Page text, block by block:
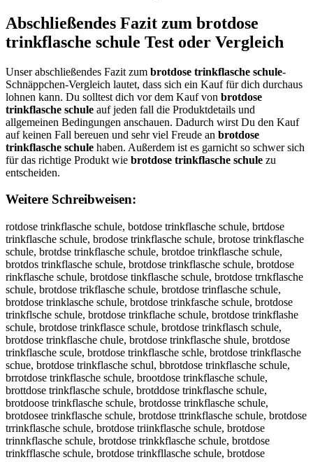
Abschließendes Fazit zum brotdose
trinkflasche schule Test oder Vergleich
Unser abschließendes Fazit zum brotdose trinkflasche schule-
Schnäppchen-Vergleich lautet, dass sich ein Kauf für dich durchaus
lohnen kann. Du solltest dich vor dem Kauf von brotdose
trinkflasche schule auf jeden fall die Produktdetails und
allgemeinen Bedingungen anschauen. Dadurch wirst Du den Kauf
auf keinen Fall bereuen und sehr viel Freude an brotdose
trinkflasche schule haben. Außerdem ist es garnicht so schwer sich
für das richtige Produkt wie brotdose trinkflasche schule zu
entscheiden.
Weitere Schreibweisen:
rotdose trinkflasche schule, botdose trinkflasche schule, brtdose trinkflasche schule, brodose trinkflasche schule, brotose trinkflasche schule, brotdse trinkflasche schule, brotdoe trinkflasche schule, brotdos trinkflasche schule, brotdose trinkflasche schule, brotdose rinkflasche schule, brotdose tinkflasche schule, brotdose trnkflasche schule, brotdose trikflasche schule, brotdose trinflasche schule, brotdose trinklasche schule, brotdose trinkfasche schule, brotdose trinkflsche schule, brotdose trinkflache schule, brotdose trinkflashe schule, brotdose trinkflasce schule, brotdose trinkflasch schule, brotdose trinkflasche chule, brotdose trinkflasche shule, brotdose trinkflasche scule, brotdose trinkflasche schle, brotdose trinkflasche schue, brotdose trinkflasche schul, bbrotdose trinkflasche schule, brrotdose trinkflasche schule, brootdose trinkflasche schule, brottdose trinkflasche schule, brotddose trinkflasche schule, brotdoose trinkflasche schule, brotdosse trinkflasche schule, brotdosee trinkflasche schule, brotdose ttrinkflasche schule, brotdose trrinkflasche schule, brotdose triinkflasche schule, brotdose trinnkflasche schule, brotdose trinkkflasche schule, brotdose trinkfflasche schule, brotdose trinkfllasche schule, brotdose trinkflaasche schule, brotdose trinkflassche schule, brotdose trinkflascche schule, brotdose trinkflaschhe schule, brotdose trinkflaschee schule, brotdose trinkflasche sschule, brotdose trinkflasche scchule, brotdose trinkflasche schhule, brotdose trinkflasche schuule, brotdose trinkflasche schulle, brotdose trinkflasche schulee, rbotdose trinkflasche schule, bortdose trinkflasche schule, brtodose trinkflasche schule, brodtose trinkflasche schule, brotodse trinkflasche schule, brotdsoe trinkflasche schule, brotdoes trinkflasche schule, brotdos etrinkflasche schule, brotdoset rinkflasche schule, brotdose rtinkflasche schule, brotdose tirnkflasche schule, brotdose trnikflasche schule, brotdose triknflasche schule, brotdose trinfklasche schule, brotdose trinklfasche schule, brotdose trinkfalsche schule, brotdose trinkflsache schule, brotdose trinkflacshe schule, brotdose trinkflashce schule, brotdose trinkflasceh schule, brotdose trinkflasch eschule, brotdose trinkflasches chule, brotdose trinkflasche cshule, brotdose trinkflasche shcule, brotdose trinkflasche scuhle, brotdose trinkflasche schlue, brotdose trinkflasche schuel, brotdosetrinkflasche schule, brotdose trinkflascheschule, rotdose trinkflasche schule, vrotdose trinkflasche schule, frotdose trinkflasche schule, grotdose trinkflasche schule, hrotdose trinkflasche schule, nrotdose trinkflasche schule, beotdose trinkflasche schule, bdotdose trinkflasche schule, bfotdose trinkflasche schule, bgotdose trinkflasche schule, btotdose trinkflasche schule, b4otdose trinkflasche schule, b5otdose trinkflasche schule, britdose trinkflasche schule, brktdose trinkflasche schule, brltdose trinkflasche schule, brptdose trinkflasche schule, br9tdose trinkflasche schule, br0tdose trinkflasche schule, brordose trinkflasche schule, brofdose trinkflasche schule, brogdose trinkflasche schule, brohdose trinkflasche schule, broydose trinkflasche schule, bro5dose trinkflasche schule, bro6dose trinkflasche schule, brotxose trinkflasche schule, brotsose trinkflasche schule, brotwose trinkflasche schule, broteose trinkflasche schule, brotrose trinkflasche schule, brotfose trinkflasche schule, brotvose trinkflasche schule, brotcose trinkflasche schule, brotdise trinkflasche schule, brotdkse trinkflasche schule, brotdlse trinkflasche schule, brotdpse trinkflasche schule, brotd9se trinkflasche schule, brotd0se trinkflasche schule, brotdoqe trinkflasche schule, brotdowe trinkflasche schule, brotdoee trinkflasche schule, brotdoze trinkflasche schule, brotdoxe trinkflasche schule, brotdoce trinkflasche schule, brotdosw trinkflasche schule, brotdoss trinkflasche schule, brotdosd trinkflasche schule, brotdosf trinkflasche schule, brotdosr trinkflasche schule, brotdos3 trinkflasche schule, brotdos4 trinkflasche schule, brotdose rrinkflasche schule, brotdose frinkflasche schule, brotdose grinkflasche schule, brotdose hrinkflasche schule, brotdose yrinkflasche schule, brotdose 5rinkflasche schule, brotdose 6rinkflasche schule, brotdose teinkflasche schule, brotdose tdinkflasche schule, brotdose tfinkflasche schule, brotdose tginkflasche schule, brotdose ttinkflasche schule, brotdose t4inkflasche schule, brotdose t5inkflasche schule, brotdose trunkflasche schule, brotdose trjnkflasche schule, brotdose trknkflasche schule, brotdose trlnkflasche schule, brotdose tronkflasche schule, brotdose tr8nkflasche schule, brotdose tr9nkflasche schule, brotdose tri kflasche schule, brotdose tribkflasche schule, brotdose trigkflasche schule, brotdose trihkflasche schule, brotdose trijkflasche schule, brotdose trimkflasche schule, brotdose trinuflasche schule, brotdose trinjflasche schule, brotdose trinmflasche schule, brotdose trinlflasche schule, brotdose trinoflasche schule, brotdose trinkclasche schule, brotdose trinkdlasche schule, brotdose trinkelasche schule, brotdose trinkrlasche schule, brotdose trinktlasche schule, brotdose trinkglasche schule, brotdose trinkblasche schule, brotdose trinkvlasche schule, brotdose trinkfpasche schule, brotdose trinkfoasche schule, brotdose trinkfiasche schule, brotdose trinkfkasche schule, brotdose trinkfmasche schule, brotdose trinkflqsche schule, brotdose trinkflwsche schule, brotdose trinkflzsche schule, brotdose trinkflxsche schule, brotdose trinkflaqche schule, brotdose trinkflawche schule, brotdose trinkflaeche schule, brotdose trinkflazche schule, brotdose trinkflaxche schule, brotdose trinkflacche schule, brotdose trinkflas he schule, brotdose trinkflasxhe schule, brotdose trinkflasshe schule, brotdose trinkflasdhe schule, brotdose trinkflasfhe schule, brotdose trinkflasvhe schule, brotdose trinkflascbe schule, brotdose trinkflascge schule, brotdose trinkflascte schule, brotdose trinkflascye schule, brotdose trinkflascue schule, brotdose trinkflascje schule, brotdose trinkflascme schule, brotdose trinkflascne schule, brotdose trinkflaschw schule, brotdose trinkflaschs schule, brotdose trinkflaschd schule, brotdose trinkflaschf schule, brotdose trinkflaschr schule, brotdose trinkflasch3 schule, brotdose trinkflasch4 schule, brotdose trinkflasche qchule, brotdose trinkflasche wchule, brotdose trinkflasche echule, brotdose trinkflasche zchule, brotdose trinkflasche xchule, brotdose trinkflasche cchule, brotdose trinkflasche s hule, brotdose trinkflasche sxhule, brotdose trinkflasche sshule, brotdose trinkflasche sdhule, brotdose trinkflasche sfhule, brotdose trinkflasche svhule, brotdose trinkflasche scbule, brotdose trinkflasche scgule, brotdose trinkflasche sctule, brotdose trinkflasche scyule, brotdose trinkflasche scuule, brotdose trinkflasche scjule, brotdose trinkflasche scmule, brotdose trinkflasche scnule, brotdose trinkflasche schyle, brotdose trinkflasche schhle, brotdose trinkflasche schjle, brotdose trinkflasche schkle, brotdose trinkflasche schile, brotdose trinkflasche sch7le, brotdose trinkflasche sch8le, brotdose trinkflasche schupe, brotdose trinkflasche schuoe, brotdose trinkflasche schuie, brotdose trinkflasche schuke, brotdose trinkflasche schume, brotdose trinkflasche schulw, brotdose trinkflasche schuls, brotdose trinkflasche schuld, brotdose trinkflasche schulf, brotdose trinkflasche schulr, brotdose trinkflasche schul3, brotdose trinkflasche schul4, brotdose trinkflasche schule, b rotdose trinkflasche schule, vbrotdose trinkflasche schule, bvrotdose trinkflasche schule, fbrotdose trinkflasche schule, bfrotdose trinkflasche schule, gbrotdose trinkflasche schule, bgrotdose trinkflasche schule, hbrotdose trinkflasche schule, bhrotdose trinkflasche schule, nbrotdose trinkflasche schule, bnrotdose trinkflasche schule, berotdose trinkflasche schule, breotdose trinkflasche schule, bdrotdose trinkflasche schule, brdotdose trinkflasche schule, brfotdose trinkflasche schule, brgotdose trinkflasche schule, btrotdose trinkflasche schule, brtotdose trinkflasche schule, b4rotdose trinkflasche schule, br4otdose trinkflasche schule, b5rotdose trinkflasche schule, br5otdose trinkflasche schule, briotdose trinkflasche schule, broitdose trinkflasche schule, brkotdose trinkflasche schule, broktdose trinkflasche schule, brlotdose trinkflasche schule, broltdose trinkflasche schule, brpotdose trinkflasche schule, broptdose trinkflasche schule, br9otdose trinkflasche schule, bro9tdose trinkflasche schule, br0otdose trinkflasche schule, bro0tdose trinkflasche schule, brortdose trinkflasche schule, brotrdose trinkflasche schule, broftdose trinkflasche schule, brotfdose trinkflasche schule, brogtdose trinkflasche schule, brotgdose trinkflasche schule, brohtdose trinkflasche schule, brothdose trinkflasche schule, broytdose trinkflasche schule, brotydose trinkflasche schule, bro5tdose trinkflasche schule, brot5dose trinkflasche schule, bro6tdose trinkflasche schule, brot6dose trinkflasche schule, brotxdose trinkflasche schule, brotdxose trinkflasche schule, brotsdose trinkflasche schule, brotdsose trinkflasche schule, brotwdose trinkflasche schule, brotdwose trinkflasche schule, brotedose trinkflasche schule, brotdeose trinkflasche schule, brotdrose trinkflasche schule, brotdfose trinkflasche schule, brotvdose trinkflasche schule, brotdvose trinkflasche schule, brotcdose trinkflasche schule, brotdcose trinkflasche schule, brotdiose trinkflasche schule, brotdoise trinkflasche schule, brotdkose trinkflasche schule, brotdokse trinkflasche schule, brotdlose trinkflasche schule, brotdolse trinkflasche schule, brotdpose trinkflasche schule, brotdopse trinkflasche schule, brotd9ose trinkflasche schule, brotdo9se trinkflasche schule, brotd0ose trinkflasche schule, brotdo0se trinkflasche schule, brotdoqse trinkflasche schule, brotdosqe trinkflasche schule, brotdowse trinkflasche schule, brotdoswe trinkflasche schule, brotdoese trinkflasch